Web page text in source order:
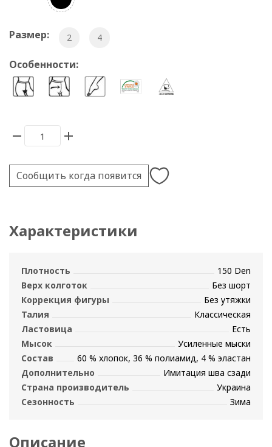
Размер: 2 4
Особенности:
Сообщить когда появится
Характеристики
Плотность
150 Den
Верх колготок
Без шорт
Коррекция фигуры
Без утяжки
Талия
Классическая
Ластовица
Есть
Мысок
Усиленные мыски
Состав
60 % хлопок, 36 % полиамид, 4 % эластан
Дополнительно
Имитация шва сзади
Страна производитель
Украина
Сезонность
Зима
Описание